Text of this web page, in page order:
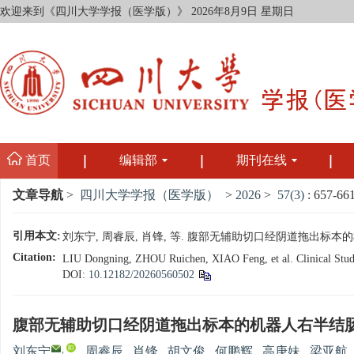
欢迎来到《四川大学学报（医学版）》 2026年8月9日 星期日
首页 编辑部 期刊在线
文章导航 > 四川大学学报（医学版） > 2026 > 57(3) : 657-
引用本文:刘东宁, 周睿辰, 肖锋, 等. 腹部无辅助切口经阴道拖出标本
Citation: LIU Dongning, ZHOU Ruichen, XIAO Feng, et al. Clinical
DOI: 10.12182/20260560502
腹部无辅助切口经阴道拖出标本的机器人右半结
,